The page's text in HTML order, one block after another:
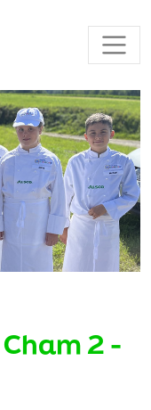
Cham 2 -